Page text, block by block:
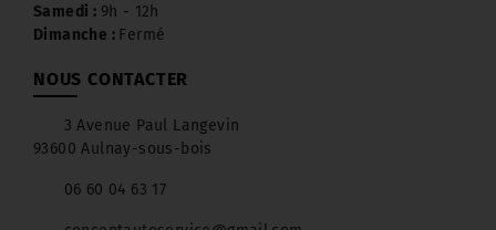
Samedi : 9h - 12h
Dimanche : Fermé
NOUS CONTACTER
3 Avenue Paul Langevin
93600 Aulnay-sous-bois
06 60 04 63 17